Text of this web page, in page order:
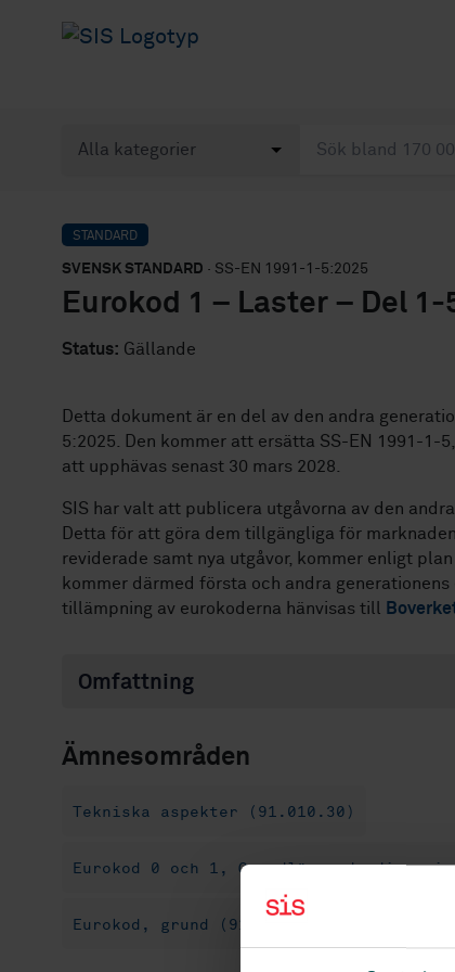
STANDARD
SVENSK STANDARD · SS-EN 1991-1-5:2025
Eurokod 1 – Laster – Del
Status: Gällande
Detta dokument är en del av den andra
5:2025. Den kommer att ersätta SS-EN 1991-
att upphävas senast 30 mars 2028.
SIS har valt att publicera utgåvorna av den
Detta för att göra dem tillgängliga för
reviderade samt nya utgåvor, kommer enligt
kommer därmed första och andra
tillämpning av eurokoderna hänvisas till
Omfattning
Ämnesområden
Tekniska aspekter (91.010.30)
Eurokod 0 och 1, Grundläggande
Eurokod, grund (91.070.50)